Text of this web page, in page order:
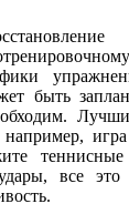
быть
например,
все